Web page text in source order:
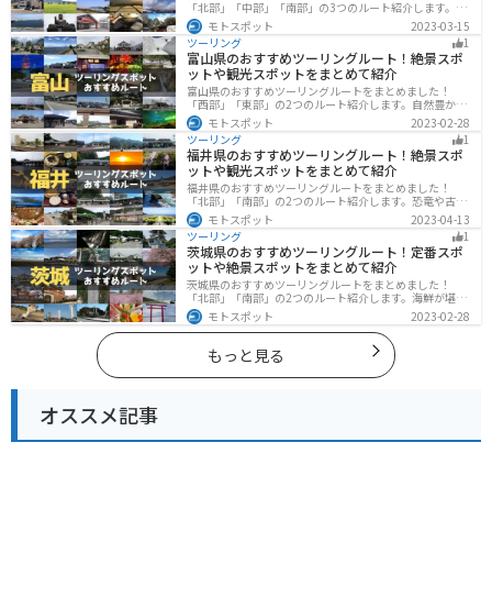
「北部」「中部」「南部」の3つのルート紹介します。キ
ツネ村や広大な山や滝、湖などを歴史や自然を満喫する
ツーリングができます。バイクで宮城県にツーリングに
行く際は参考にしてください。
モトスポット
2023-03-15
ツーリング
1
富山県のおすすめツーリングルート！絶景スポ
ットや観光スポットをまとめて紹介
富山県のおすすめツーリングルートをまとめました！
「西部」「東部」の2つのルート紹介します。自然豊かな
山と海、温泉が充実しており、美術館などもあるので、
自然を満喫するツーリングができます。バイクで富山県
にツーリングに行く際は参考にしてください。
モトスポット
2023-02-28
ツーリング
1
福井県のおすすめツーリングルート！絶景スポ
ットや観光スポットをまとめて紹介
福井県のおすすめツーリングルートをまとめました！
「北部」「南部」の2つのルート紹介します。恐竜や古代
遺跡、温泉地など魅力に溢れるスポットが多数ありま
す。バイクで福井県にツーリングに行く際は参考にして
ください。
モトスポット
2023-04-13
ツーリング
1
茨城県のおすすめツーリングルート！定番スポ
ットや絶景スポットをまとめて紹介
茨城県のおすすめツーリングルートをまとめました！
「北部」「南部」の2つのルート紹介します。海鮮が堪能
できる港や梅の景勝地、自然豊かな山々があるのでツー
リングにもってこいです。バイクで茨城県にツーリング
に行く際は参考にしてください。
モトスポット 2023-02-28
もっと見る
オススメ記事